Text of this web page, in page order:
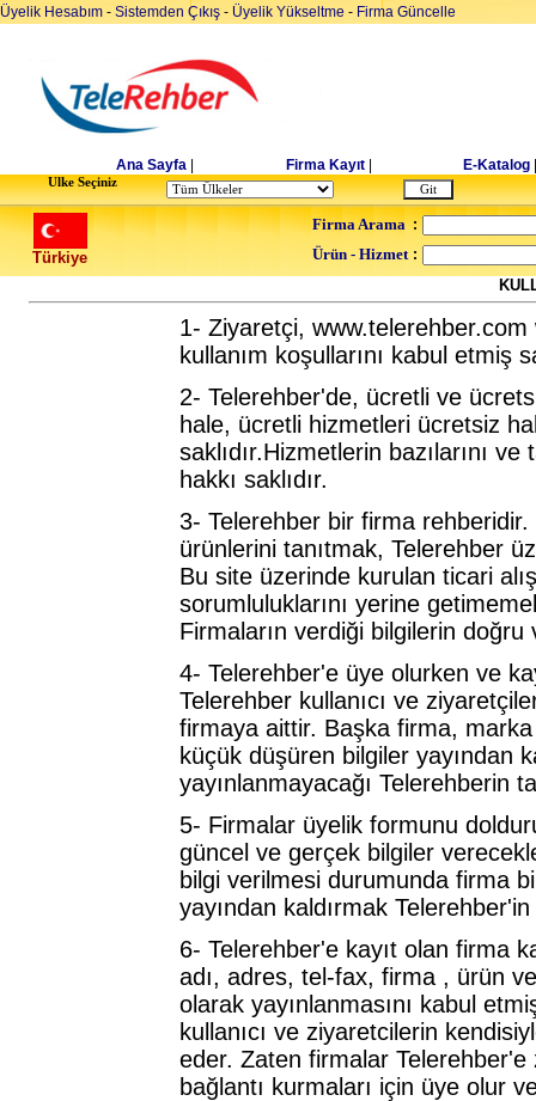
Üyelik Hesabım - Sistemden Çıkış - Üyelik Yükseltme - Firma Güncelle
Ana Sayfa Firma Kayıt E-Katalog
Ulke Seçiniz
Türkiye
Firma Arama :
Ürün - Hizmet :
1- Ziyaretçi,
kullanım koşullarını kabul etmiş
2- Telerehber'de, ücretli ve
hale, ücretli hizmetleri ücretsiz
saklıdır.Hizmetlerin bazılarını
hakkı saklıdır.
3- Telerehber bir firma
ürünlerini tanıtmak, Telerehber
Bu site üzerinde kurulan ticari
sorumluluklarını yerine
Firmaların verdiği bilgilerin doğru
4- Telerehber'e üye olurken ve
Telerehber kullanıcı ve
firmaya aittir. Başka firma,
küçük düşüren bilgiler yayından
yayınlanmayacağı Telerehberin
5- Firmalar üyelik formunu
güncel ve gerçek bilgiler
bilgi verilmesi durumunda firma
yayından kaldırmak
6- Telerehber'e kayıt olan firma
adı, adres, tel-fax, firma , ürün
olarak yayınlanmasını kabul
kullanıcı ve ziyaretcilerin
eder. Zaten firmalar Telerehber'e
bağlantı kurmaları için üye olur